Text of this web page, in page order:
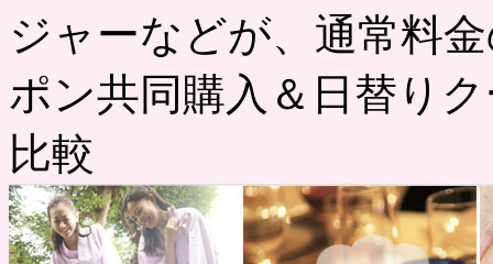
ジャーなどが、通常料
ポン共同購入＆日替り
比較